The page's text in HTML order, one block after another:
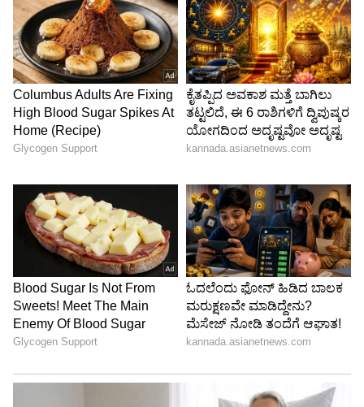
ಎಂಬುದನ್ನು ಸ್ಪಷ್ಟಪಡಿಸಿದ್ದಲ್ಲದೆ, ತನಗೆ ಇನ್ನೊಂದು
ಮದುವೆಯಾಗಿರುವ ವಿಷ್ಯವನ್ನು ನಿತ್ಯಾ ಮುಂದಿಟ್ಟಿದ್ದಾನೆ. ಈ
ಮಧ್ಯೆ ಈ ಎಲ್ಲದರ ಹಿಂದೆ ಲೇಡಿ ಡಾನ್ ಒಬ್ಬರಿದ್ದಾರೆ
ಎನ್ನುವುದನ್ನು ಸೂಕ್ಷ್ಮವಾಗಿ ತೋರಿಸಲಾಗಿದ್ದು, ಅದು ಯಾರು
ಎನ್ನುವ ಪ್ರಶ್ನೆ ವೀಕ್ಷಕರನ್ನು ಕಾಡ್ತಿದೆ.
Image Credit : Asianet News
ವೀಕ್ಷಕರ ಕಮೆಂಟ್
ಪ್ರೋಮೋ ನೋಡಿದ ವೀಕ್ಷಕರು, ನಿಧಿ- ಕರ್ಣನನ್ನು